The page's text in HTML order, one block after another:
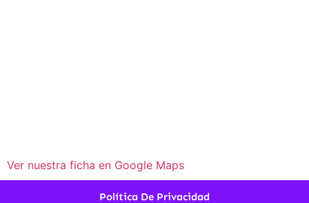
Ver nuestra ficha en Google Maps
Política De Privacidad